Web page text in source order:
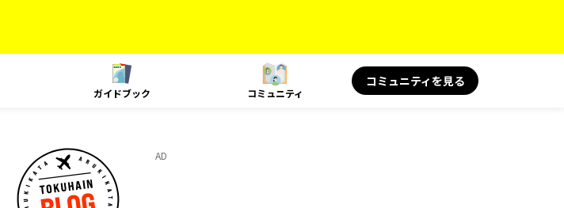
ガイドブック コミュニティ
コミュニティを見る
AD